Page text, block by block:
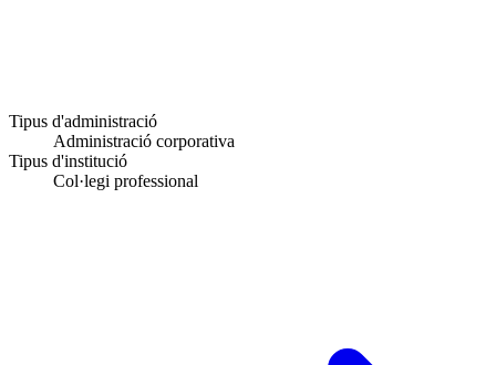
Tipus d'administració
Administració corporativa
Tipus d'institució
Col·legi professional